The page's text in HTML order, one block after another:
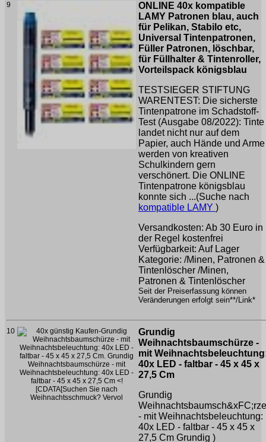
9
ONLINE 40x kompatible
LAMY Patronen blau, auch
für Pelikan, Stabilo etc,
Universal Tintenpatronen,
Füller Patronen, löschbar,
für Füllhalter & Tintenroller,
Vorteilspack königsblau
TESTSIEGER STIFTUNG
WARENTEST: Die sicherste
Tintenpatrone im Schadstoff-
Test (Ausgabe 08/2022): Tinte
landet nicht nur auf dem
Papier, auch Hände und Arme
werden von kreativen
Schulkindern gern
verschönert. Die ONLINE
Tintenpatrone königsblau
konnte sich ...(Suche nach
kompatible LAMY )
Versandkosten: Ab 30 Euro in
der Regel kostenfrei
Verfügbarkeit: Auf Lager
Kategorie: /Minen, Patronen &
Tintenlöscher /Minen,
Patronen & Tintenlöscher
Seit der Preiserfassung können
Veränderungen erfolgt sein**/Link*
10
Grundig
Weihnachtsbaumschürze -
mit
40x LED - faltbar - 45 x 45 x
27,5 Cm
Grundig
Weihnachtsbaumsch&xFC;rze
- mit Weihnachtsbeleuchtung:
40x LED - faltbar - 45 x 45 x
27,5 Cm Grundig )